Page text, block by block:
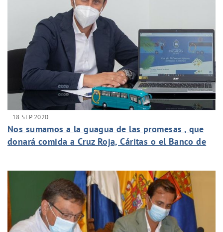
18 SEP 2020
Nos sumamos a la guagua de las promesas , que
donará comida a Cruz Roja, Cáritas o el Banco de